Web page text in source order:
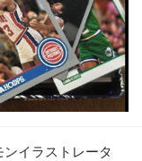
イラストレータ